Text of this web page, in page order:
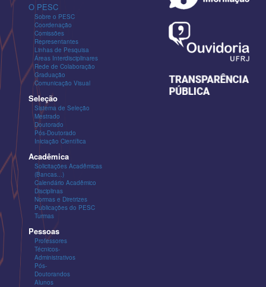
O PESC
Sobre o PESC
Coordenação
Comissões
Representantes
Linhas de Pesquisa
Áreas Interdisciplinares
Rede de Colaboração
Graduação
Comunicação Visual
Seleção
Sistema de Seleção
Mestrado
Doutorado
Pós-Doutorado
Iniciação Científica
Acadêmica
Solicitações Acadêmicas
(Bancas...)
Calendário Acadêmico
Disciplinas
Normas e Diretrizes
Publicações do PESC
Turmas
Pessoas
Professores
Técnicos-
Administrativos
Pós-
Doutorandos
Alunos